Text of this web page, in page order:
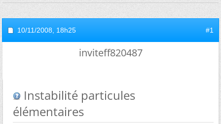
10/11/2008, 18h25 #1
inviteff820487
Instabilité particules
élémentaires